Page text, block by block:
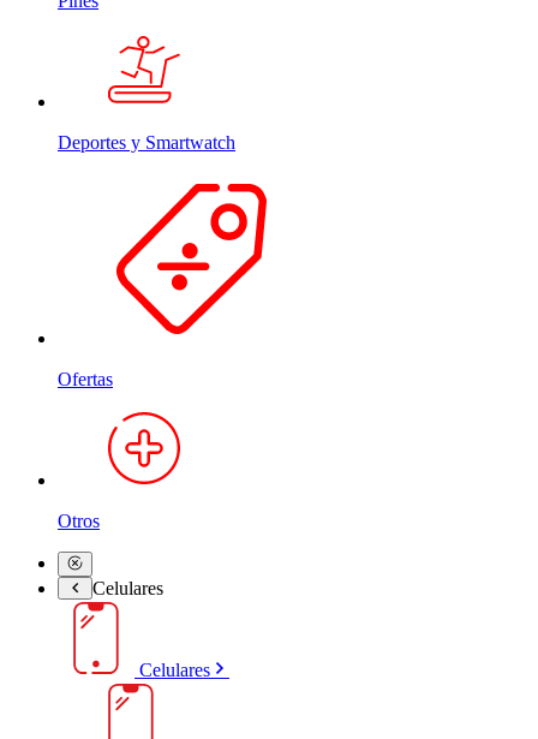
Deportes y Smartwatch
Ofertas
Otros
Celulares
Celulares